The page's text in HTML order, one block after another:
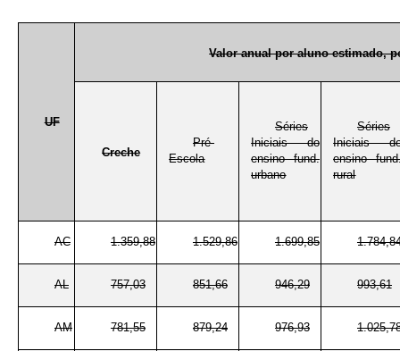
UF
Valor anual por aluno estimado,
Creche
Pré-
Escola
Séries
Iniciais do
ensino fund.
urbano
Séries
Iniciais
ensino
rural
AC 1.359,88 1.529,86 1.699,85
AL 757,03 851,66 946,29 993,61
AM 781,55 879,24 976,93